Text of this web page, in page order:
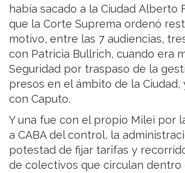
había sacado a la Ciudad Alberto
que la Corte Suprema ordenó
motivo, entre las 7 audiencias,
con Patricia Bullrich, cuando era
Seguridad por traspaso de la
presos en el ámbito de la Ciudad,
con Caputo.
Y una fue con el propio Milei por
a CABA del control, la
potestad de fijar tarifas y
de colectivos que circulan dentro